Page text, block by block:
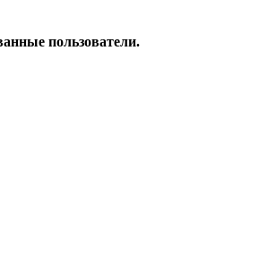
пользователи.